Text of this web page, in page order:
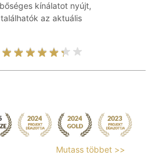
kínálatot nyújt,
az aktuális
Mutass többet >>